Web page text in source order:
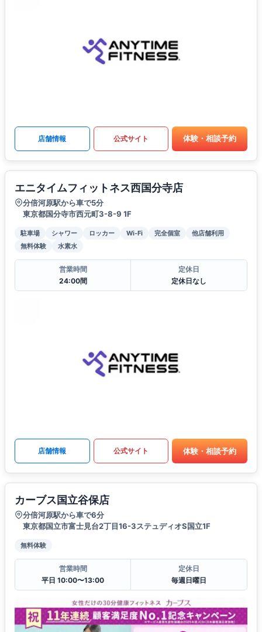
店舗情報 公式サイト 体験・相談予約
エニタイムフィットネス西国分寺店
分倍河原駅から車で5分
東京都国分寺市西元町3-8-9 1F
駐車場 シャワー ロッカー Wi-Fi 完全個室
他店舗利用
無料体験
水素水
営業時間
24:00間
定休日
定休日なし
店舗情報 公式サイト 体験・相談予約
カーブス国立谷保店
分倍河原駅から車で6分
東京都国立市富士見台2丁目16-3ステュディオS国立1F
無料体験
営業時間
平日 10:00〜13:00
定休日
毎週日曜日